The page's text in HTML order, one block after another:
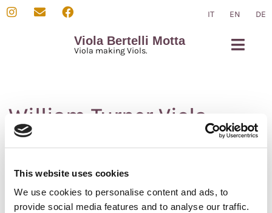
This website uses cookies
We use cookies to personalise content and ads, to
provide social media features and to analyse our traffic.
IT EN DE
Viola Bertelli Motta
Viola making Viols.
William Turner Viola
Basso
William Turner datato 1652 attualmente al Musée du Palais
Questa viola ha la tavola piegata in sette pezzi in abete. Le fasce,